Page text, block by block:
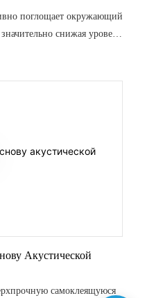
поглощает окружающий
снижая уровень
Акустической
самоклеящуюся